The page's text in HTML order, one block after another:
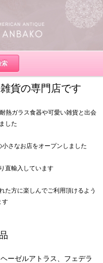
索
貨の専門店です
熱ガラス食器や可愛い雑貨と出会
した
さなお店をオープンしました
直輸入しています
た方に楽しんでご利用頂けるよう
す
ーゼルアトラス、フェデラ